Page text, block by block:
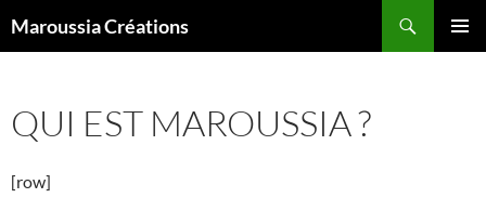
auMaroussia Créations
QUI EST MAROUSSIA ?
[row]